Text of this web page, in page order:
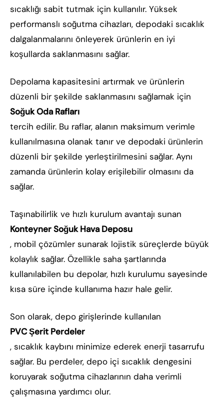
sıcaklığı sabit tutmak için kullanılır. Yüksek
performanslı soğutma cihazları, depodaki sıcaklık
dalgalanmalarını önleyerek ürünlerin en iyi
koşullarda saklanmasını sağlar.
Depolama kapasitesini artırmak ve ürünlerin
düzenli bir şekilde saklanmasını sağlamak için
Soğuk Oda Rafları
tercih edilir. Bu raflar, alanın maksimum verimle
kullanılmasına olanak tanır ve depodaki ürünlerin
düzenli bir şekilde yerleştirilmesini sağlar. Aynı
zamanda ürünlerin kolay erişilebilir olmasını da
sağlar.
Taşınabilirlik ve hızlı kurulum avantajı sunan
Konteyner Soğuk Hava Deposu
, mobil çözümler sunarak lojistik süreçlerde büyük
kolaylık sağlar. Özellikle saha şartlarında
kullanılabilen bu depolar, hızlı kurulumu sayesinde
kısa süre içinde kullanıma hazır hale gelir.
Son olarak, depo girişlerinde kullanılan
PVC Şerit Perdeler
, sıcaklık kaybını minimize ederek enerji tasarrufu
sağlar. Bu perdeler, depo içi sıcaklık dengesini
koruyarak soğutma cihazlarının daha verimli
çalışmasına yardımcı olur.